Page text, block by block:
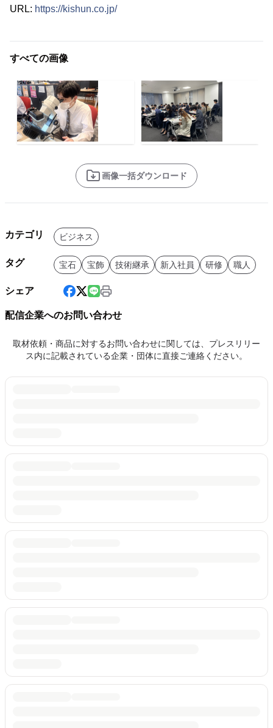
URL: https://kishun.co.jp/
すべての画像
画像一括ダウンロード
カテゴリ ビジネス
タグ 宝石 宝飾 技術継承 新入社員 研修 職人
シェア
配信企業へのお問い合わせ
取材依頼・商品に対するお問い合わせに関しては、プレスリリー
ス内に記載されている企業・団体に直接ご連絡ください。